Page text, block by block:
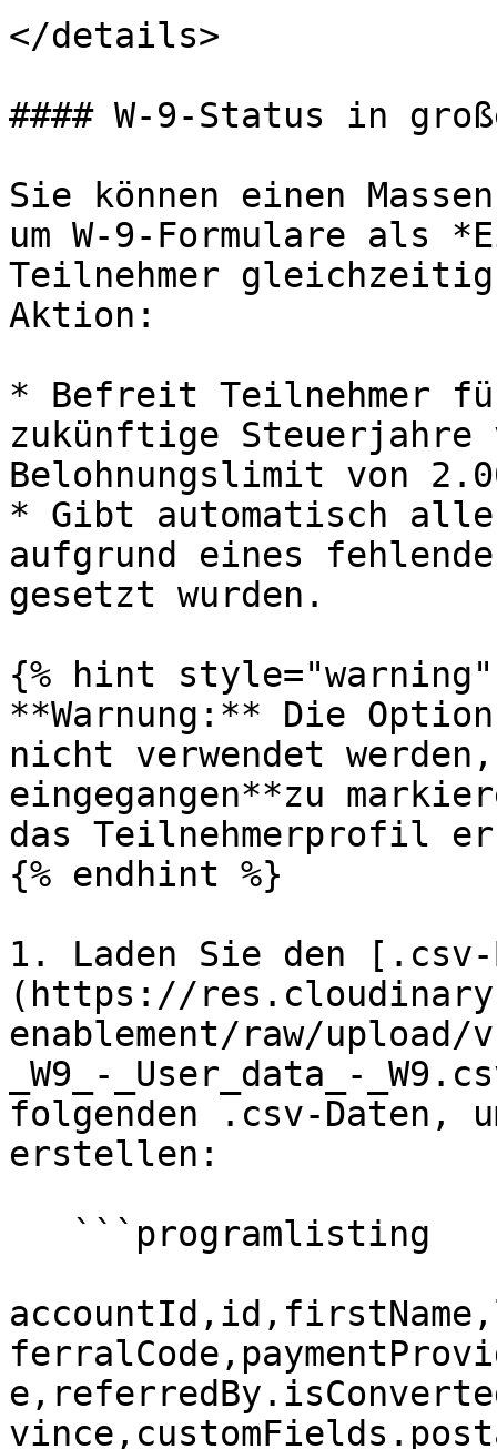
</details>
#### W-9-Status in
Sie können einen
um W-9-Formulare als
Teilnehmer
Aktion:
* Befreit Teilnehmer
zukünftige Steuerjahre
Belohnungslimit von
* Gibt automatisch
aufgrund eines
gesetzt wurden.
{% hint style="warning"
**Warnung:** Die
nicht verwendet
eingegangen**zu
das Teilnehmerprofil
{% endhint %}
1. Laden Sie den
(https://
enablement/raw/upload/
_W9_-_User_data_-
folgenden .csv-Daten,
erstellen: